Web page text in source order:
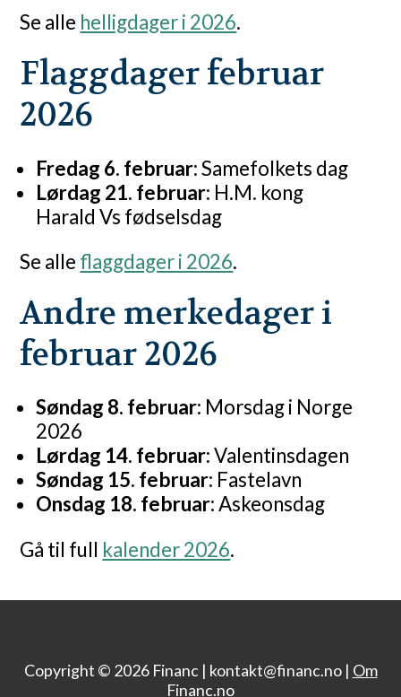
Se alle helligdager i 2026.
Flaggdager februar
2026
Fredag 6. februar:Samefolkets dag
Lørdag 21. februar: H.M. kong
Harald Vs fødselsdag
Se alle flaggdager i 2026.
Andre merkedager i
februar 2026
Søndag 8. februar: Morsdag i Norge
2026
Lørdag 14. februar:Valentinsdagen
Søndag 15. februar: Fastelavn
Onsdag 18. februar:Askeonsdag
Gå til full kalender 2026.
Copyright © 2026 Financ | kontakt@financ.no | Om
Financ.no